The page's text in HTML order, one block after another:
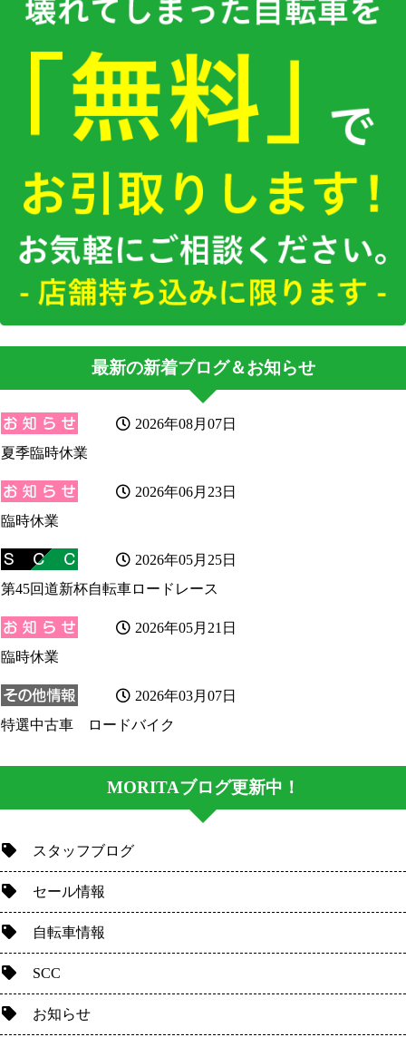
最新の新着ブログ＆お知らせ
2026年08月07日
夏季臨時休業
2026年06月23日
臨時休業
2026年05月25日
第45回道新杯自転車ロードレース
2026年05月21日
臨時休業
2026年03月07日
特選中古車 ロードバイク
MORITAブログ更新中！
スタッフブログ
セール情報
自転車情報
SCC
お知らせ